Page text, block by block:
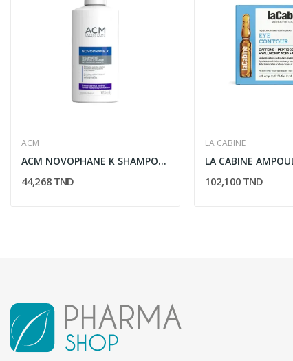
ACM
ACM NOVOPHANE K SHAMPOOING ETATS SQUAMEUX...
44,268 TND
LA CABINE
102,100 TND